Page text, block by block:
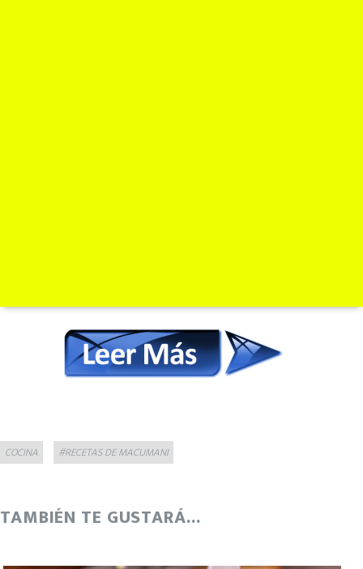
Categories
COCINA Tags
#RECETAS DE MACUMANI
TAMBIÉN TE GUSTARÁ...